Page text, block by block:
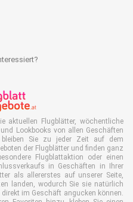
aktuellen Flugblätter, wöchentliche
Lookbooks von allen Geschäften
Sie zu jeder Zeit auf dem
der Flugblätter und finden ganz
Flugblattaktion oder einen
in Geschäften in Ihrer
als allererstes auf unserer Seite,
landen, wodurch Sie sie natürlich
im Geschäft angucken können.